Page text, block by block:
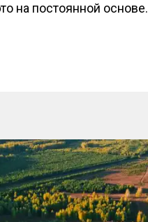
на постоянной основе.